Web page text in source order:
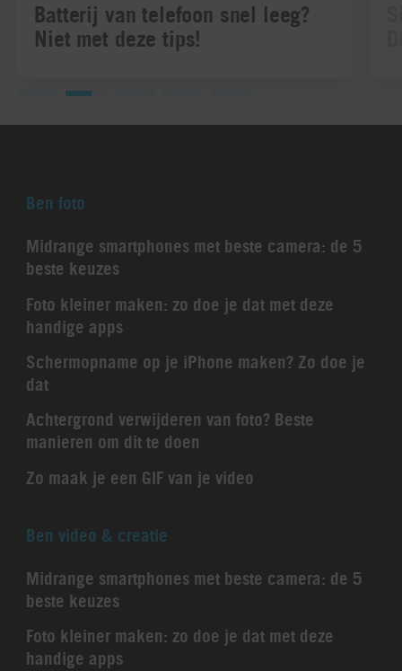
Batterij van telefoon snel leeg?
Niet met deze tips!
Ben foto
Midrange smartphones met beste camera: de 5
beste keuzes
Foto kleiner maken: zo doe je dat met deze
handige apps
Schermopname op je iPhone maken? Zo doe je
dat
Achtergrond verwijderen van foto? Beste
manieren om dit te doen
Zo maak je een GIF van je video
Ben video & creatie
Midrange smartphones met beste camera: de 5
beste keuzes
Foto kleiner maken: zo doe je dat met deze
handige apps